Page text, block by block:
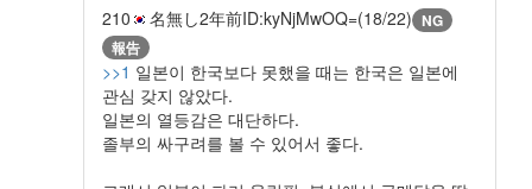
210 名無し2年前ID:kyNjMwOQ=(18/22) NG
報告
>>1 일본이 한국보다 못했을 때는 한국은 일본에
관심 갖지 않았다.
일본의 열등감은 대단하다.
졸부의 싸구려를 볼 수 있어서 좋다.